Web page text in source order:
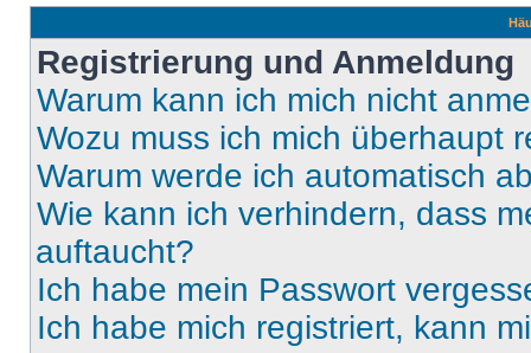
Registrierung und Anmeldung
Warum kann ich mich nicht
Wozu muss ich mich überhaupt
Warum werde ich automatisch
Wie kann ich verhindern, dass
auftaucht?
Ich habe mein Passwort
Ich habe mich registriert, kann